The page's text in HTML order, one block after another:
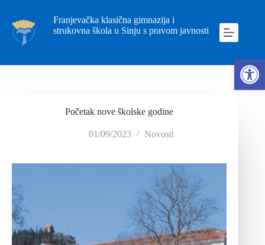
Franjevačka klasična gimnazija i
strukovna škola u Sinju s pravom javnosti
Početak nove školske godine
01/09/2023 Novosti